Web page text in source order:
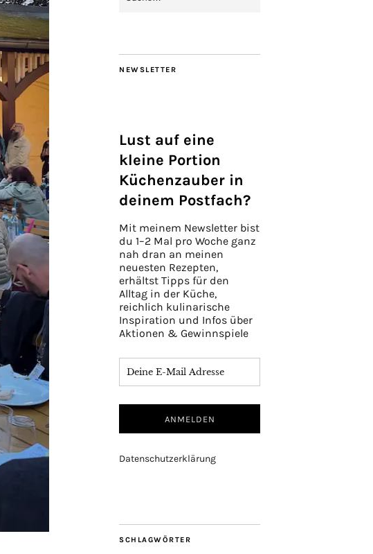
NEWSLETTER
Lust auf eine
kleine Portion
Küchenzauber in
deinem Postfach?
Mit meinem Newsletter bist
du 1–2 Mal pro Woche ganz
nah dran an meinen
neuesten Rezepten,
erhältst Tipps für den
Alltag in der Küche,
reichlich kulinarische
Inspiration und Infos über
Aktionen & Gewinnspiele
Datenschutzerklärung
SCHLAGWÖRTER